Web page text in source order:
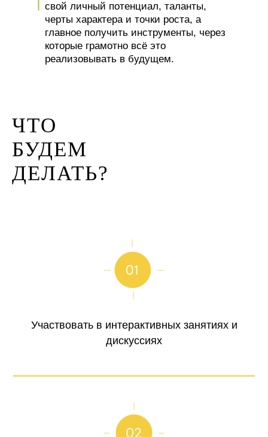
свой личный потенциал, таланты,
черты характера и точки роста, а
главное получить инструменты, через
которые грамотно всё это
реализовывать в будущем.
ЧТО
БУДЕМ
ДЕЛАТЬ?
Участвовать в интерактивных занятиях и
дискуссиях